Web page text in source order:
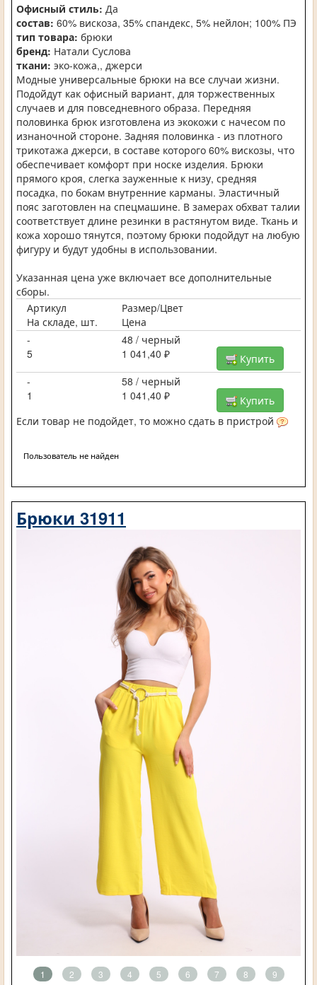
Офисный стиль: Да
состав: 60% вискоза, 35% спандекс, 5% нейлон; 100% ПЭ
тип товара: брюки
бренд: Натали Суслова
ткани: эко-кожа,, джерси
Модные универсальные брюки на все случаи жизни.
Подойдут как офисный вариант, для торжественных
случаев и для повседневного образа. Передняя
половинка брюк изготовлена из экокожи с начесом по
изнаночной стороне. Задняя половинка - из плотного
трикотажа джерси, в составе которого 60% вискозы, что
обеспечивает комфорт при носке изделия. Брюки
прямого кроя, слегка зауженные к низу, средняя
посадка, по бокам внутренние карманы. Эластичный
пояс заготовлен на спецмашине. В замерах обхват талии
соответствует длине резинки в растянутом виде. Ткань и
кожа хорошо тянутся, поэтому брюки подойдут на любую
фигуру и будут удобны в использовании.
Указанная цена уже включает все дополнительные
сборы.
Артикул
Размер/Цвет
На складе, шт.
Цена
-
48 / черный
5
1 041,40 ₽
Купить
-
58 / черный
1
1 041,40 ₽
Купить
Если товар не подойдет, то можно сдать в пристрой
Пользователь не найден
Брюки 31911
1 2 3 4 5 6 7 8
9